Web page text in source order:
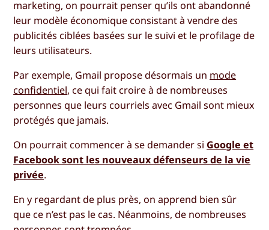
marketing, on pourrait penser qu’ils ont abandonné
leur modèle économique consistant à vendre des
publicités ciblées basées sur le suivi et le profilage de
leurs utilisateurs.
Par exemple, Gmail propose désormais un mode
confidentiel, ce qui fait croire à de nombreuses
personnes que leurs courriels avec Gmail sont mieux
protégés que jamais.
On pourrait commencer à se demander si Google et
Facebook sont les nouveaux défenseurs de la vie
privée.
En y regardant de plus près, on apprend bien sûr
que ce n’est pas le cas. Néanmoins, de nombreuses